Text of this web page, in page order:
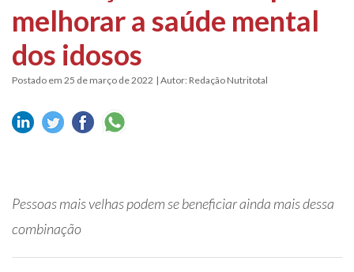
melhorar a saúde mental
dos idosos
Postado em 25 de março de 2022 | Autor: Redação Nutritotal
Pessoas mais velhas podem se beneficiar ainda mais dessa
combinação